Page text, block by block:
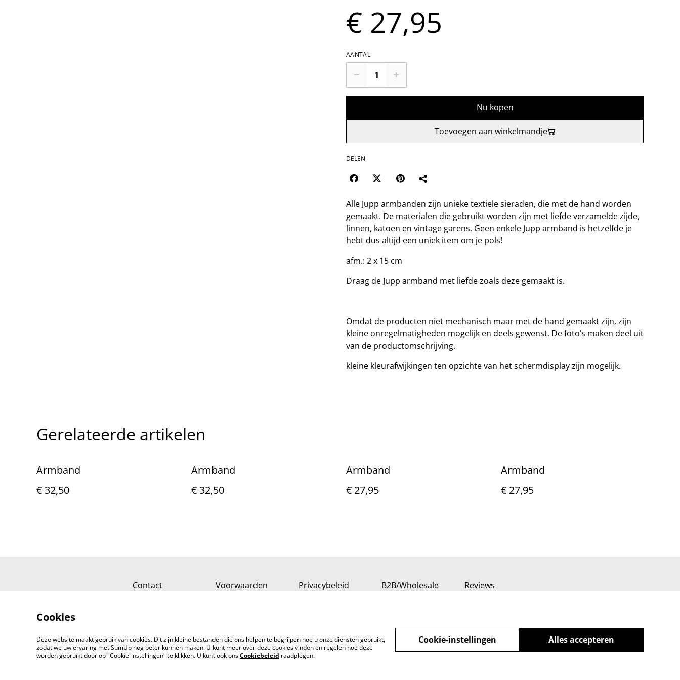
€ 27,95
AANTAL
Nu kopen
Toevoegen aan winkelmandje
DELEN
Alle Jupp armbanden zijn unieke textiele sieraden, die met de hand worden
gemaakt. De materialen die gebruikt worden zijn met liefde verzamelde zijde,
linnen, katoen en vintage garens. Geen enkele Jupp armband is hetzelfde je
hebt dus altijd een uniek item om je pols!
afm.: 2 x 15 cm
Draag de Jupp armband met liefde zoals deze gemaakt is.
Omdat de producten niet mechanisch maar met de hand gemaakt zijn, zijn
kleine onregelmatigheden mogelijk en deels gewenst. De foto’s maken deel uit
van de productomschrijving.
kleine kleurafwijkingen ten opzichte van het schermdisplay zijn mogelijk.
Gerelateerde artikelen
Armband
€ 32,50
Armband
€ 32,50
Armband
€ 27,95
Armband
€ 27,95
Contact Voorwaarden Privacybeleid B2B/Wholesale Reviews
©2026JUPP
Cookies
Deze website maakt gebruik van cookies. Dit zijn kleine bestanden die ons helpen te begrijpen hoe u onze diensten gebruikt,
zodat we uw ervaring met SumUp nog beter kunnen maken. U kunt meer over deze cookies vinden en regelen hoe deze
worden gebruikt door op "Cookie-instellingen" te klikken. U kunt ook onsCookiebeleid raadplegen.
Alles accepteren
Cookie-instellingen